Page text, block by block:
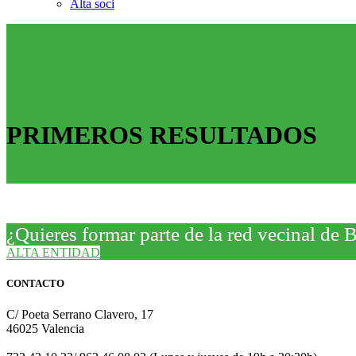
Alta soci
PRIMEROS RESULTADOS
¿Quieres formar parte de la red vecinal de
ALTA ENTIDAD
CONTACTO
C/ Poeta Serrano Clavero, 17
46025 Valencia